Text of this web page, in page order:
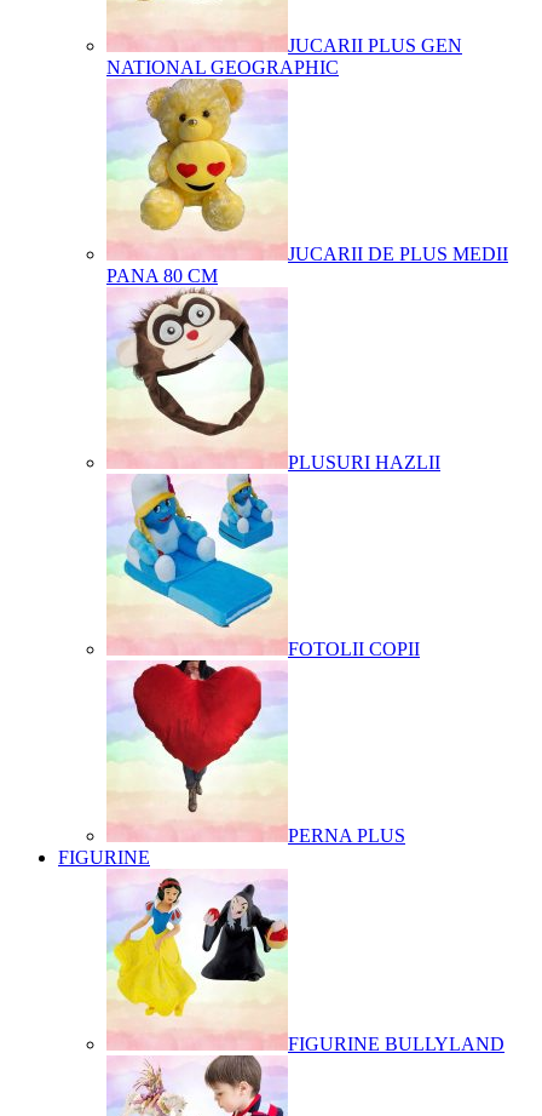
JUCARII PLUS GEN
NATIONAL GEOGRAPHIC
JUCARII DE PLUS MEDII
PANA 80 CM
PLUSURI HAZLII
FOTOLII COPII
PERNA PLUS
FIGURINE
FIGURINE BULLYLAND